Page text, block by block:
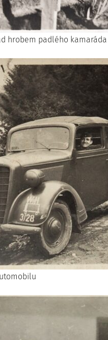
hrobem padlého kamaráda